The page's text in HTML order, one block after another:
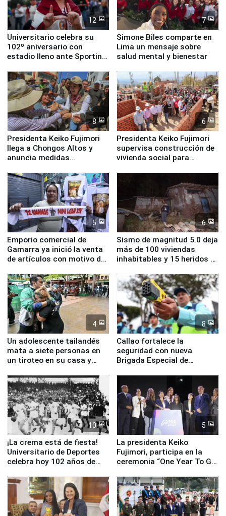
12
Universitario celebra su
102º aniversario con
estadio lleno ante Sporting
7
Simone Biles comparte en
Lima un mensaje sobre
salud mental y bienestar
8
Presidenta Keiko Fujimori
llega a Chongos Altos y
anuncia medidas
educación, salud y empleo
6
Presidenta Keiko Fujimori
supervisa construcción de
vivienda social para
5
Emporio comercial de
Gamarra ya inició la venta
de artículos con motivo de
6
Sismo de magnitud 5.0 deja
más de 100 viviendas
inhabitables y 15 heridos en
4
Un adolescente tailandés
mata a siete personas en
un tiroteo en su casa y
8
Callao fortalece la
seguridad con nueva
Brigada Especial de
equipamiento para
Serenazgo
10
¡La crema está de fiesta!
Universitario de Deportes
celebra hoy 102 años de
5
La presidenta Keiko
Fujimori, participa en la
ceremonia “One Year To Go